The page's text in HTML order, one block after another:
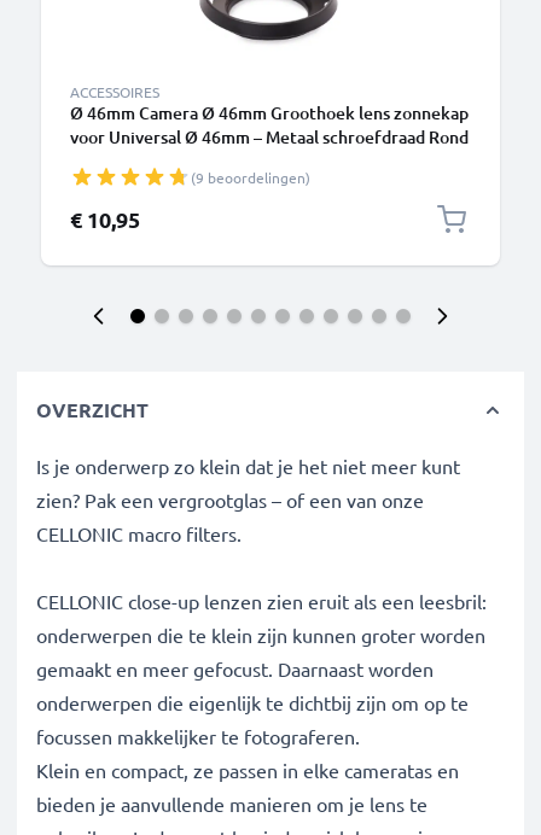
ACCESSOIRES
Ø 46mm Camera Ø 46mm Groothoek lens zonnekap
voor Universal Ø 46mm – Metaal schroefdraad Rond
(9 beoordelingen)
€ 10,95
OVERZICHT
Is je onderwerp zo klein dat je het niet meer kunt
zien? Pak een vergrootglas – of een van onze
CELLONIC macro filters.
CELLONIC close-up lenzen zien eruit als een leesbril:
onderwerpen die te klein zijn kunnen groter worden
gemaakt en meer gefocust. Daarnaast worden
onderwerpen die eigenlijk te dichtbij zijn om op te
focussen makkelijker te fotograferen.
Klein en compact, ze passen in elke cameratas en
bieden je aanvullende manieren om je lens te